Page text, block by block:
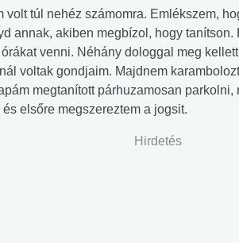
volt túl nehéz számomra. Emlékszem,
annak, akiben megbízol, hogy
venni. Néhány dologgal meg
voltak gondjaim. Majdnem
megtanított párhuzamosan
elsőre megszereztem a jogsit.
Hirdetés